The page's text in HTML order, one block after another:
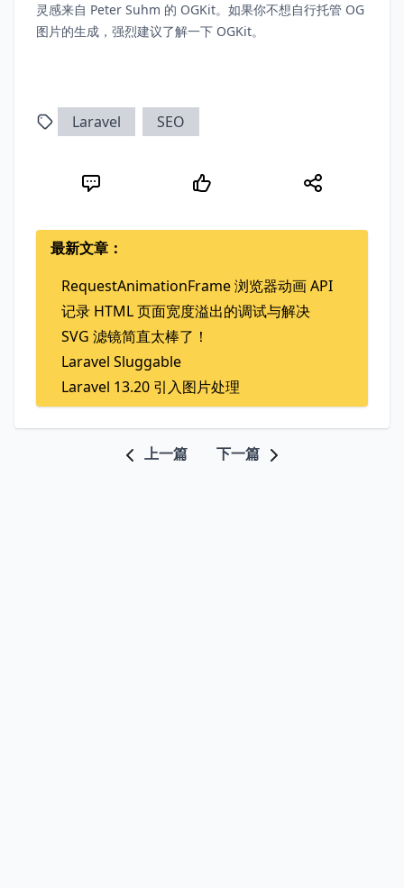
灵感来自 Peter Suhm 的 OGKit。如果你不想自行托管 OG
图片的生成，强烈建议了解一下 OGKit。
Laravel SEO
最新文章：
RequestAnimationFrame 浏览器动画 API
记录 HTML 页面宽度溢出的调试与解决
SVG 滤镜简直太棒了！
Laravel Sluggable
Laravel 13.20 引入图片处理
上一篇 下一篇